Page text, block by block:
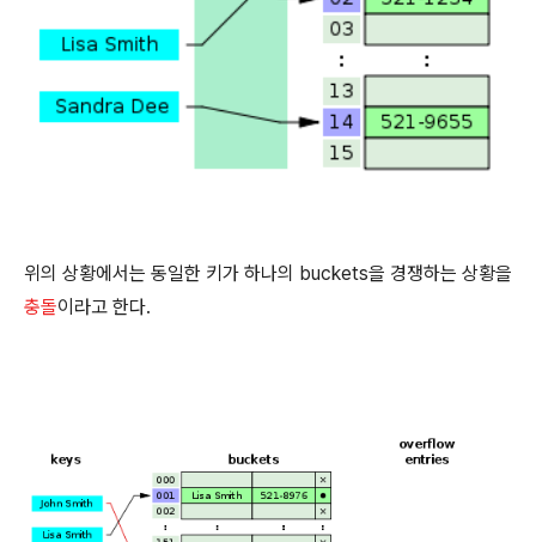
위의 상황에서는 동일한 키가 하나의 buckets을 경쟁하는 상황을
충돌이라고 한다.